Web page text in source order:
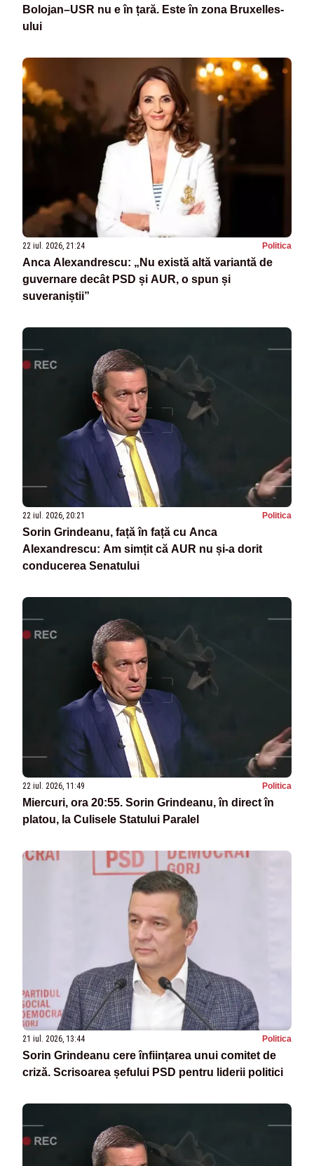
Bolojan–USR nu e în țară. Este în zona Bruxelles-
ului
22 iul. 2026, 21:24 Politica
Anca Alexandrescu: „Nu există altă variantă de
guvernare decât PSD și AUR, o spun și
suveraniștii”
22 iul. 2026, 20:21 Politica
Sorin Grindeanu, față în față cu Anca
Alexandrescu: Am simțit că AUR nu și-a dorit
conducerea Senatului
22 iul. 2026, 11:49 Politica
Miercuri, ora 20:55. Sorin Grindeanu, în direct în
platou, la Culisele Statului Paralel
21 iul. 2026, 13:44 Politica
Sorin Grindeanu cere înființarea unui comitet de
criză. Scrisoarea șefului PSD pentru liderii politici